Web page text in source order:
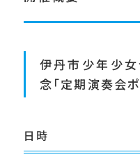
伊丹市少年少
念「定期演奏会
日時